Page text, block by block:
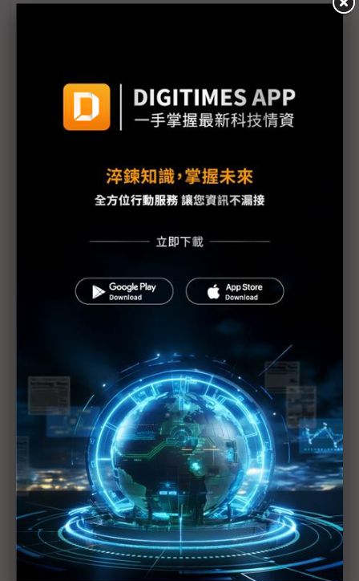
美半導體關稅將至 三星、SK海力士擴大投資與否成
關稅保護主義助攻 美光挑戰韓廠HBM霸主地位
美關稅政策在即 Google再求南韓高精地圖資料移轉
遭美列為「敏感國家」 南韓業界憂心無形壁壘
南韓3月ICT出口復甦 半導體、顯示器促貿易順差
Bixby會說日文了 三星終端AI強攻日本市場
KT成功助泰國JTS建泰語LLM平台
南韓AI發展矛盾：專利多、模型少、人才缺
南韓半導體產業解鎖加班制 三星率先獲准